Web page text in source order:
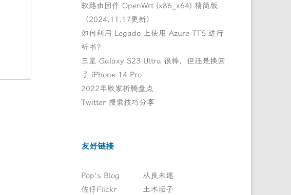
软路由固件 OpenWrt (x86_x64) 精简版
（2024.11.17更新）
如何利用 Legado 上使用 Azure TTS 进行
听书？
三星 Galaxy S23 Ultra 很棒，但还是换回
了 iPhone 14 Pro
2022年败家折腾盘点
Twitter 搜索技巧分享
友好链接
Pop's Blog
从良未遂
佐仔Flickr
土木坛子